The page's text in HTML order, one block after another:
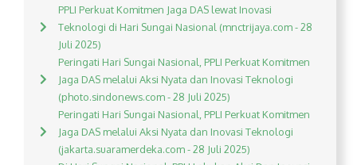
PPLI Perkuat Komitmen Jaga DAS lewat Inovasi
Teknologi di Hari Sungai Nasional (mnctrijaya.com - 28
Juli 2025)
Peringati Hari Sungai Nasional, PPLI Perkuat Komitmen
Jaga DAS melalui Aksi Nyata dan Inovasi Teknologi
(photo.sindonews.com - 28 Juli 2025)
Peringati Hari Sungai Nasional, PPLI Perkuat Komitmen
Jaga DAS melalui Aksi Nyata dan Inovasi Teknologi
(jakarta.suaramerdeka.com - 28 Juli 2025)